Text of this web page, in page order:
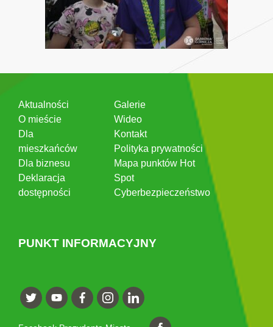
Aktualności
O mieście
Dla
mieszkańców
Dla biznesu
Deklaracja
dostępności
Galerie
Wideo
Kontakt
Polityka prywatności
Mapa punktów Hot
Spot
Cyberbezpieczeństwo
PUNKT INFORMACYJNY